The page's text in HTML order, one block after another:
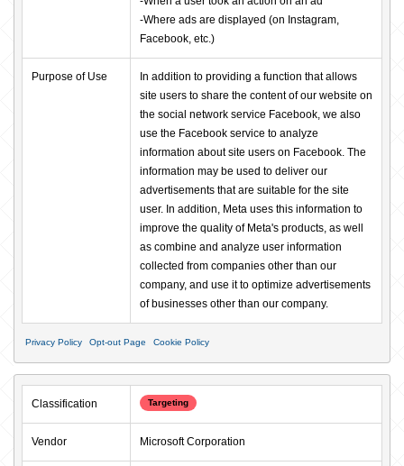
-Where ads are displayed (on Instagram,
Facebook, etc.)
Purpose of Use
In addition to providing a function that allows
site users to share the content of our website on
the social network service Facebook, we also
use the Facebook service to analyze
information about site users on Facebook. The
information may be used to deliver our
advertisements that are suitable for the site
user. In addition, Meta uses this information to
improve the quality of Meta's products, as well
as combine and analyze user information
collected from companies other than our
company, and use it to optimize advertisements
of businesses other than our company.
Privacy Policy Opt-out Page Cookie Policy
Classification Targeting
Vendor Microsoft Corporation